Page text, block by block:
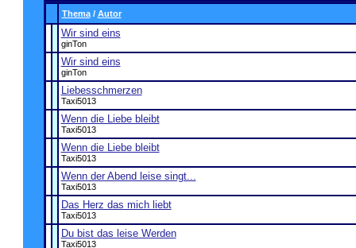
Thema/ Autor
Wir sind eins
ginTon
Wir sind eins
ginTon
Liebesschmerzen
Taxi5013
Wenn die Liebe bleibt
Taxi5013
Wenn die Liebe bleibt
Taxi5013
Wenn der Abend leise singt...
Taxi5013
Das Herz das mich liebt
Taxi5013
Du bist das leise Werden
Taxi5013